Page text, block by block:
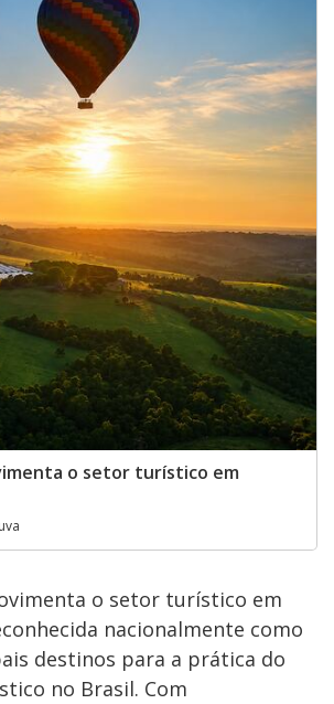
o setor turístico em
o setor turístico em
nacionalmente como
destinos para a prática do
no Brasil. Com